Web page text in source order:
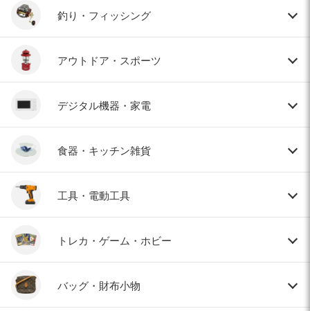
釣り・フィッシング
アウトドア・スポーツ
デジタル機器・家電
食器・キッチン雑貨
工具・電動工具
トレカ・ゲーム・ホビー
バッグ・財布小物